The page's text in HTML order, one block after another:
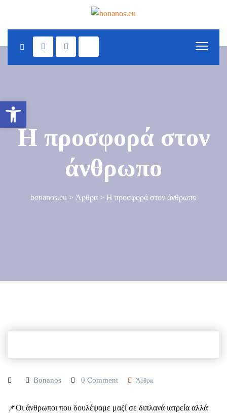
p
H προσφορά στον
άνθρωπο
bonanos.eu > Άρθρα > H προσφορά στον άνθρωπο
Bonanos 0 Comment Άρθρα
📌Οι άνθρωποι που δουλέψαμε μαζί σε διπλανά ιατρεία αλλά
Ανοίξτε τη γραμμή εργαλείων